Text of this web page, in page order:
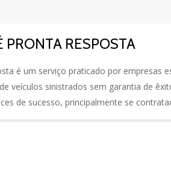
PRONTA RESPOSTA
é um serviço praticado por empresas
veículos sinistrados sem garantia de
de sucesso, principalmente se